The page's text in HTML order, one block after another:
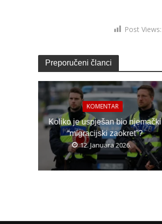
Post Views:
Preporučeni članci
KOMENTAR
Koliko je uspješan bio njemački
“migracijski zaokret”?
12. Januara 2026.